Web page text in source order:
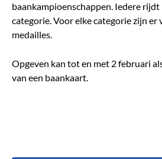
baankampioenschappen. Iedere rijdt
categorie. Voor elke categorie zijn er
medailles.
Opgeven kan tot en met 2 februari
van een baankaart.